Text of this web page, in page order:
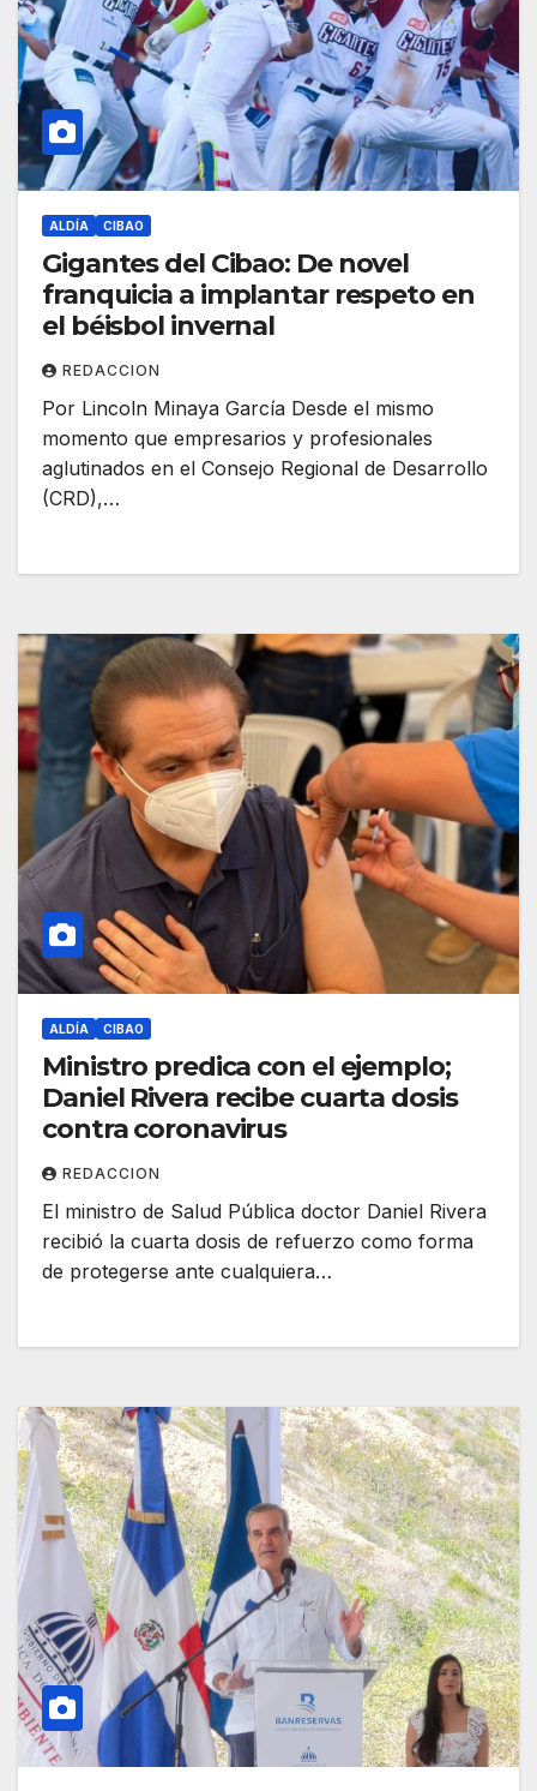
ALDÍA CIBAO
Gigantes del Cibao: De novel
franquicia a implantar respeto en
el béisbol invernal
REDACCION
Por Lincoln Minaya García Desde el mismo
momento que empresarios y profesionales
aglutinados en el Consejo Regional de Desarrollo
(CRD),…
ALDÍA CIBAO
Ministro predica con el ejemplo;
Daniel Rivera recibe cuarta dosis
contra coronavirus
REDACCION
El ministro de Salud Pública doctor Daniel Rivera
recibió la cuarta dosis de refuerzo como forma
de protegerse ante cualquiera…